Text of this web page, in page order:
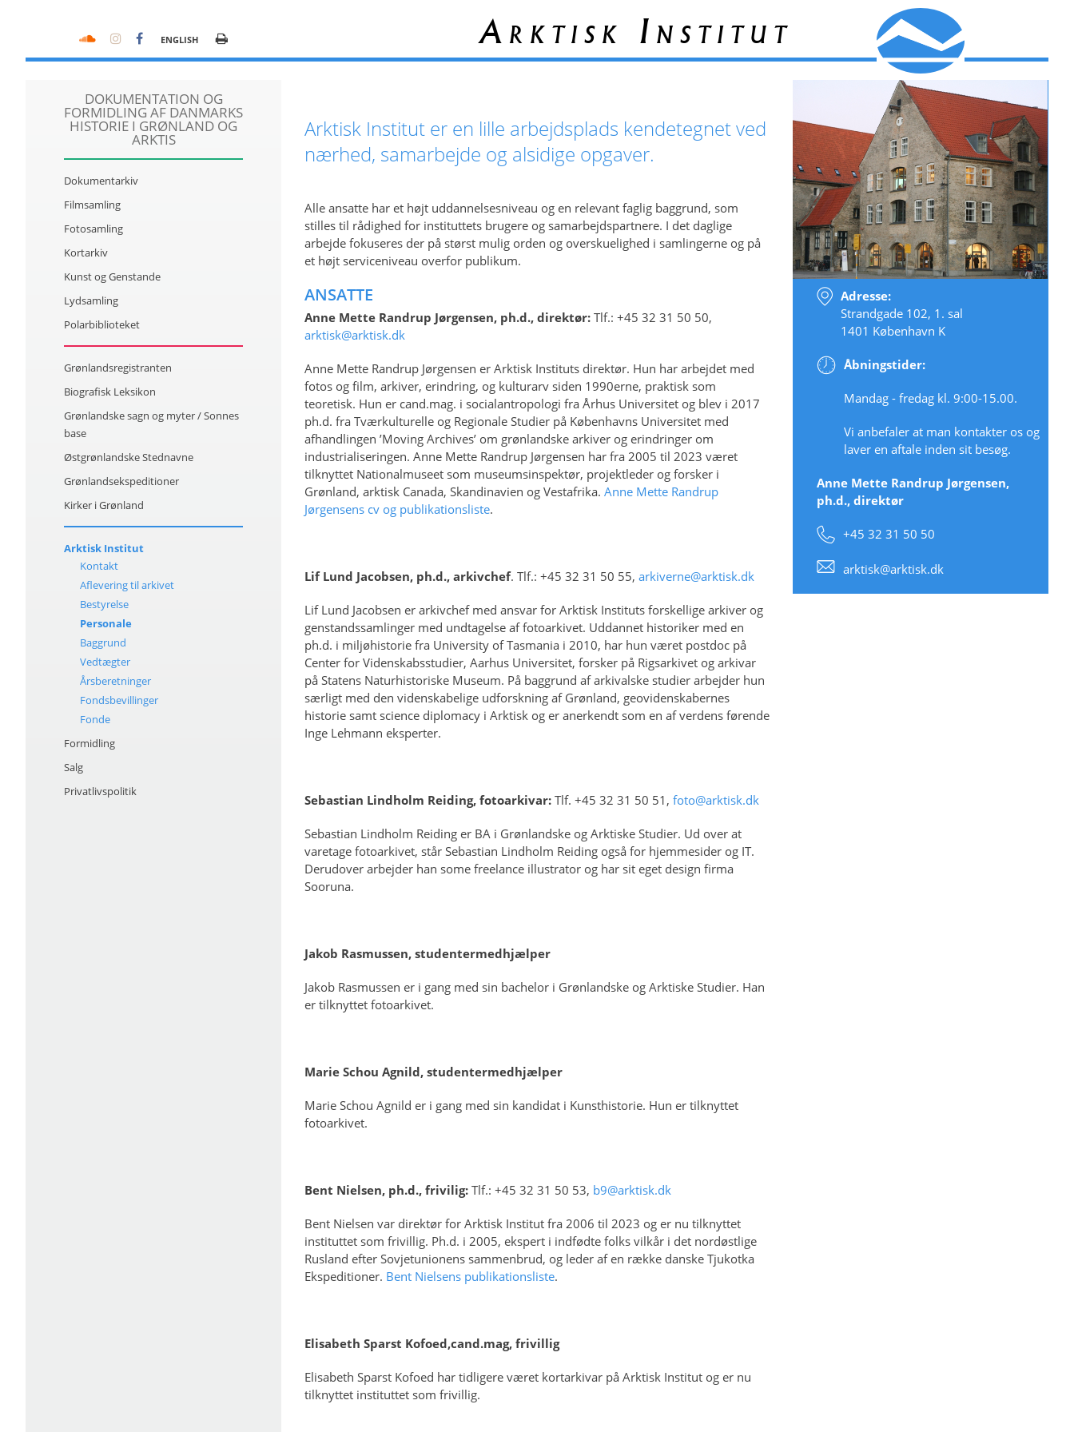
ENGLISH
DOKUMENTATION OG
FORMIDLING AF DANMARKS
HISTORIE I GRØNLAND OG
ARKTIS
Dokumentarkiv
Filmsamling
Fotosamling
Kortarkiv
Kunst og Genstande
Lydsamling
Polarbiblioteket
Grønlandsregistranten
Biografisk Leksikon
Grønlandske sagn og myter / Sonnes
base
Østgrønlandske Stednavne
Grønlandsekspeditioner
Kirker i Grønland
Arktisk Institut
Kontakt
Aflevering til arkivet
Bestyrelse
Personale
Baggrund
Vedtægter
Årsberetninger
Fondsbevillinger
Fonde
Formidling
Salg
Privatlivspolitik
Arktisk Institut
Arktisk Institut er en lille arbejdsplads kendetegnet ved
nærhed, samarbejde og alsidige opgaver.
Alle ansatte har et højt uddannelsesniveau og en relevant faglig baggrund, som
stilles til rådighed for instituttets brugere og samarbejdspartnere. I det daglige
arbejde fokuseres der på størst mulig orden og overskuelighed i samlingerne og på
et højt serviceniveau overfor publikum.
ANSATTE
Anne Mette Randrup Jørgensen, ph.d., direktør: Tlf.: +45 32 31 50 50,
arktisk@arktisk.dk
Anne Mette Randrup Jørgensen er Arktisk Instituts direktør. Hun har arbejdet med
fotos og film, arkiver, erindring, og kulturarv siden 1990erne, praktisk som
teoretisk. Hun er cand.mag. i socialantropologi fra Århus Universitet og blev i 2017
ph.d. fra Tværkulturelle og Regionale Studier på Københavns Universitet med
afhandlingen ’Moving Archives’ om grønlandske arkiver og erindringer om
industrialiseringen. Anne Mette Randrup Jørgensen har fra 2005 til 2023 været
tilknyttet Nationalmuseet som museumsinspektør, projektleder og forsker i
Grønland, arktisk Canada, Skandinavien og Vestafrika. Anne Mette Randrup
Jørgensens cv og publikationsliste.
Lif Lund Jacobsen, ph.d., arkivchef. Tlf.: +45 32 31 50 55, arkiverne@arktisk.dk
Lif Lund Jacobsen er arkivchef med ansvar for Arktisk Instituts forskellige arkiver og
genstandssamlinger med undtagelse af fotoarkivet. Uddannet historiker med en
ph.d. i miljøhistorie fra University of Tasmania i 2010, har hun været postdoc på
Center for Videnskabsstudier, Aarhus Universitet, forsker på Rigsarkivet og arkivar
på Statens Naturhistoriske Museum. På baggrund af arkivalske studier arbejder hun
særligt med den videnskabelige udforskning af Grønland, geovidenskabernes
historie samt science diplomacy i Arktisk og er anerkendt som en af verdens førende
Inge Lehmann eksperter.
Sebastian Lindholm Reiding, fotoarkivar: Tlf. +45 32 31 50 51, foto@arktisk.dk
Sebastian Lindholm Reiding er BA i Grønlandske og Arktiske Studier. Ud over at
varetage fotoarkivet, står Sebastian Lindholm Reiding også for hjemmesider og IT.
Derudover arbejder han some freelance illustrator og har sit eget design firma
Sooruna.
Jakob Rasmussen, studentermedhjælper
Jakob Rasmussen er i gang med sin bachelor i Grønlandske og Arktiske Studier. Han
er tilknyttet fotoarkivet.
Marie Schou Agnild, studentermedhjælper
Marie Schou Agnild er i gang med sin kandidat i Kunsthistorie. Hun er tilknyttet
fotoarkivet.
Bent Nielsen, ph.d., frivilig: Tlf.: +45 32 31 50 53, b9@arktisk.dk
Bent Nielsen var direktør for Arktisk Institut fra 2006 til 2023 og er nu tilknyttet
instituttet som frivillig. Ph.d. i 2005, ekspert i indfødte folks vilkår i det nordøstlige
Rusland efter Sovjetunionens sammenbrud, og leder af en række danske Tjukotka
Ekspeditioner. Bent Nielsens publikationsliste.
Elisabeth Sparst Kofoed,cand.mag, frivillig
Elisabeth Sparst Kofoed har tidligere været kortarkivar på Arktisk Institut og er nu
tilknyttet instituttet som frivillig.
Adresse:
Strandgade 102, 1. sal
1401 København K
Åbningstider:
Mandag - fredag kl. 9:00-15.00.
Vi anbefaler at man kontakter os og
laver en aftale inden sit besøg.
Anne Mette Randrup Jørgensen,
ph.d., direktør
+45 32 31 50 50
arktisk@arktisk.dk